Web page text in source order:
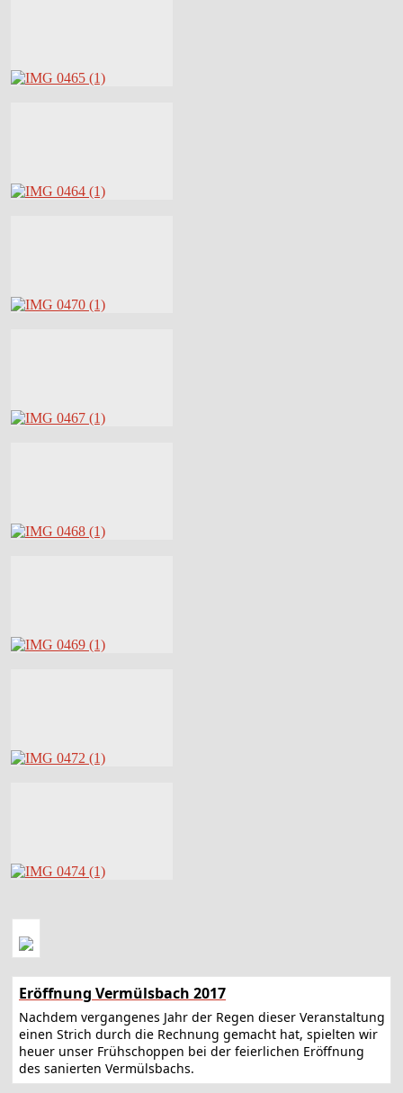
Eröffnung Vermülsbach 2017
Nachdem vergangenes Jahr der Regen dieser Veranstaltung
einen Strich durch die Rechnung gemacht hat, spielten wir
heuer unser Frühschoppen bei der feierlichen Eröffnung
des sanierten Vermülsbachs.